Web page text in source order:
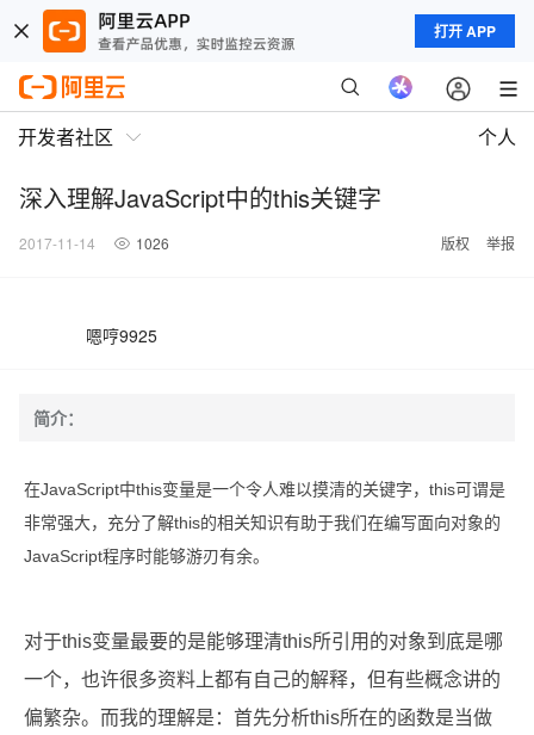
打开 APP
开发者社区 个人
深入理解JavaScript中的this关键字
2017-11-14 1026 版权 举报
嗯哼9925
简介：
在JavaScript中this变量是一个令人难以摸清的关键字，this可谓是
非常强大，充分了解this的相关知识有助于我们在编写面向对象的
JavaScript程序时能够游刃有余。
对于this变量最要的是能够理清this所引用的对象到底是哪
一个，也许很多资料上都有自己的解释，但有些概念讲的
偏繁杂。而我的理解是：首先分析this所在的函数是当做